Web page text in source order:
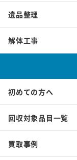
遺品整理
解体工事
初めての方へ
回収対象品目一覧
買取事例